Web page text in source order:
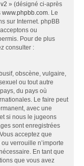
» (désigné ci-après
www.phpbb.com. Le
sur Internet. phpBB
ou
Pour de plus
consulter :
obscène, vulgaire,
ou tout autre
du pays où
Le faire peut
avec une
si nous le jugeons
sont enregistrées
acceptez que
verrouille n’importe
En tant que
que vous avez